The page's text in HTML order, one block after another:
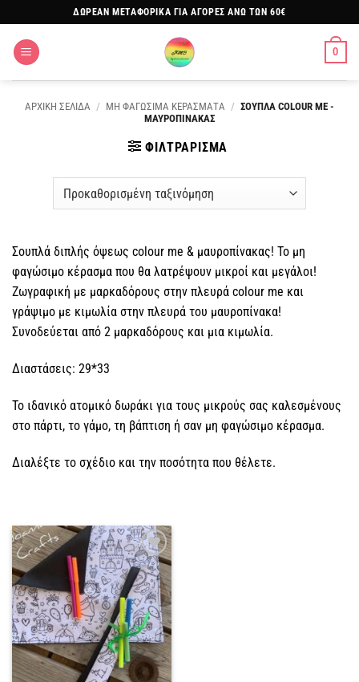
στο
περιεχόμενο
ΔΩΡΕΑΝ ΜΕΤΑΦΟΡΙΚΑ ΓΙΑ ΑΓΟΡΕΣ ΑΝΩ ΤΩΝ 60€
0
ΑΡΧΙΚΗ ΣΕΛΙΔΑ / ΜΗ ΦΑΓΩΣΙΜΑ ΚΕΡΑΣΜΑΤΑ / ΣΟΥΠΛΑ COLOUR ME -
ΜΑΥΡΟΠΙΝΑΚΑΣ
ΦΙΛΤΡΑΡΙΣΜΑ
Σουπλά διπλής όψεως colour me & μαυροπίνακας! Το μη
φαγώσιμο κέρασμα που θα λατρέψουν μικροί και μεγάλοι!
Ζωγραφική με μαρκαδόρους στην πλευρά colour me και
γράψιμο με κιμωλία στην πλευρά του μαυροπίνακα!
Συνοδεύεται από 2 μαρκαδόρους και μια κιμωλία.
Διαστάσεις: 29*33
Το ιδανικό ατομικό δωράκι για τους μικρούς σας καλεσμένους
στο πάρτι, το γάμο, τη βάπτιση ή σαν μη φαγώσιμο κέρασμα.
Διαλέξτε το σχέδιο και την ποσότητα που θέλετε.
Πρόσθήκη
στην
λίστα
επιθυμιών